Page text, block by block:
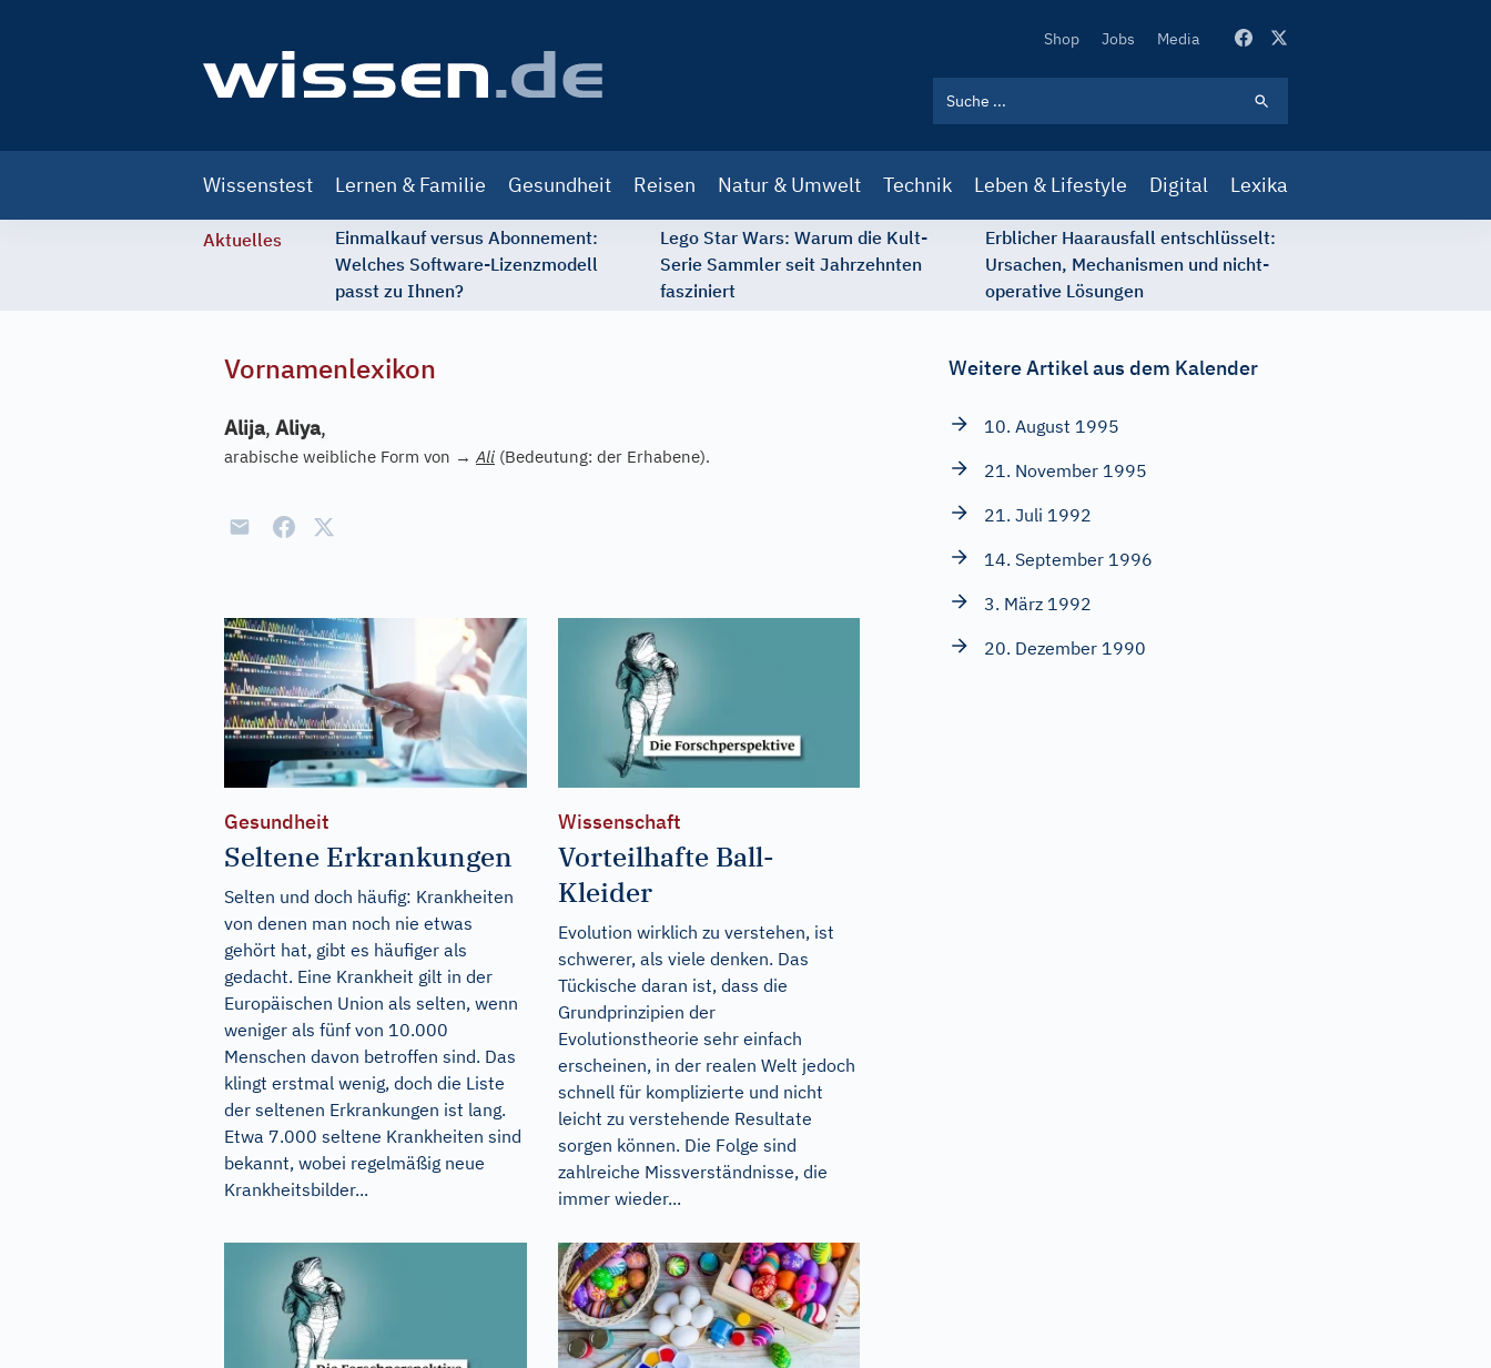
Secondary
Shop Jobs Media
navigation
Wissenstest Lernen & Familie Gesundheit Reisen Natur & Umwelt Technik Leben & Lifestyle Digital Lexika
Aktuelles
Einmalkauf versus Abonnement:
Welches Software-Lizenzmodell
passt zu Ihnen?
Lego Star Wars: Warum die Kult-
Serie Sammler seit Jahrzehnten
fasziniert
Erblicher Haarausfall entschlüsselt:
Ursachen, Mechanismen und nicht-
operative Lösungen
Vornamenlexikon
Alija, Aliya,
arabische weibliche Form von →Ali (Bedeutung: der Erhabene).
Gesundheit
Seltene Erkrankungen
Selten und doch häufig: Krankheiten
von denen man noch nie etwas
gehört hat, gibt es häufiger als
gedacht. Eine Krankheit gilt in der
Europäischen Union als selten, wenn
weniger als fünf von 10.000
Menschen davon betroffen sind. Das
klingt erstmal wenig, doch die Liste
der seltenen Erkrankungen ist lang.
Etwa 7.000 seltene Krankheiten sind
bekannt, wobei regelmäßig neue
Krankheitsbilder...
Wissenschaft
Vorteilhafte Ball-
Kleider
Evolution wirklich zu verstehen, ist
schwerer, als viele denken. Das
Tückische daran ist, dass die
Grundprinzipien der
Evolutionstheorie sehr einfach
erscheinen, in der realen Welt jedoch
schnell für komplizierte und nicht
leicht zu verstehende Resultate
sorgen können. Die Folge sind
zahlreiche Missverständnisse, die
immer wieder...
Weitere Artikel aus dem Kalender
10. August 1995
21. November 1995
21. Juli 1992
14. September 1996
3. März 1992
20. Dezember 1990